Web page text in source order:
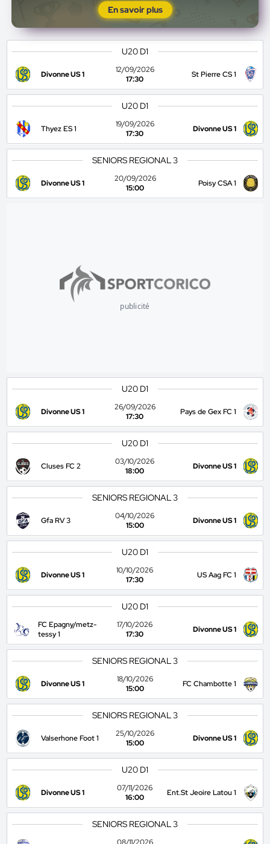
En savoir plus
U20 D1
Divonne US 1
12/09/2026
17:30
St Pierre CS 1
U20 D1
Thyez ES 1
19/09/2026
17:30
Divonne US 1
SENIORS REGIONAL 3
Divonne US 1
20/09/2026
15:00
Poisy CSA 1
publicité
U20 D1
Divonne US 1
26/09/2026
17:30
Pays de Gex FC 1
U20 D1
Cluses FC 2
03/10/2026
18:00
Divonne US 1
SENIORS REGIONAL 3
Gfa RV 3
04/10/2026
15:00
Divonne US 1
U20 D1
Divonne US 1
10/10/2026
17:30
US Aag FC 1
U20 D1
FC Epagny/metz-
tessy 1
17/10/2026
17:30
Divonne US 1
SENIORS REGIONAL 3
Divonne US 1
18/10/2026
15:00
FC Chambotte 1
SENIORS REGIONAL 3
Valserhone Foot 1
25/10/2026
15:00
Divonne US 1
U20 D1
Divonne US 1
07/11/2026
16:00
Ent.St Jeoire Latou 1
SENIORS REGIONAL 3